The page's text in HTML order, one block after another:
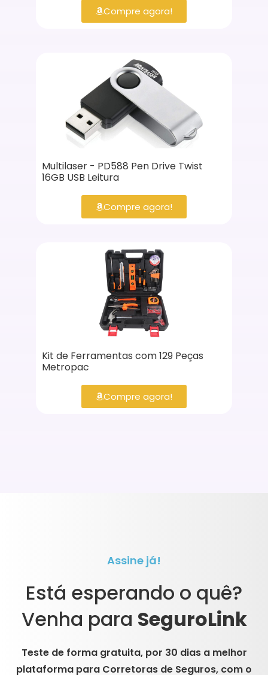
Compre agora!
Multilaser - PD588 Pen Drive Twist
16GB USB Leitura
Compre agora!
Kit de Ferramentas com 129 Peças
Metropac
Compre agora!
Assine já!
Está esperando o quê?
Venha para SeguroLink
Teste de forma gratuita, por 30 dias a melhor
plataforma para Corretoras de Seguros, com o